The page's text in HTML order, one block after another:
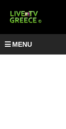
MENU